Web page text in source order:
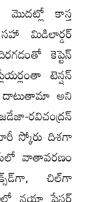
మొదట్లో కాస్త
మిడిలార్డర్
కెప్టెన్
టెన్షన్
దాటుతామా అని
రవిచంద్రన్
స్కోరు దిశగా
వాతావరణం
చిల్​గా